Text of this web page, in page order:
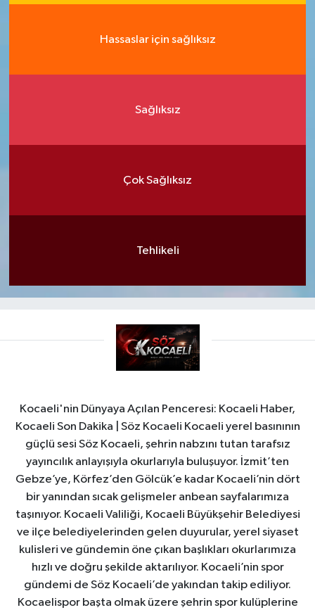
Hassaslar için sağlıksız
Sağlıksız
Çok Sağlıksız
Tehlikeli
Kocaeli'nin Dünyaya Açılan Penceresi: Kocaeli Haber,
Kocaeli Son Dakika | Söz Kocaeli Kocaeli yerel basınının
güçlü sesi Söz Kocaeli, şehrin nabzını tutan tarafsız
yayıncılık anlayışıyla okurlarıyla buluşuyor. İzmit’ten
Gebze’ye, Körfez’den Gölcük’e kadar Kocaeli’nin dört
bir yanından sıcak gelişmeler anbean sayfalarımıza
taşınıyor. Kocaeli Valiliği, Kocaeli Büyükşehir Belediyesi
ve ilçe belediyelerinden gelen duyurular, yerel siyaset
kulisleri ve gündemin öne çıkan başlıkları okurlarımıza
hızlı ve doğru şekilde aktarılıyor. Kocaeli’nin spor
gündemi de Söz Kocaeli’de yakından takip ediliyor.
Kocaelispor başta olmak üzere şehrin spor kulüplerine